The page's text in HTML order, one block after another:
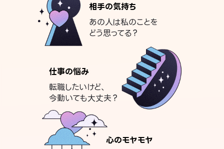
相手の気持ち
あの人は私のことを
どう思ってる？
仕事の悩み
転職したいけど、
今動いても大丈夫？
心のモヤモヤ